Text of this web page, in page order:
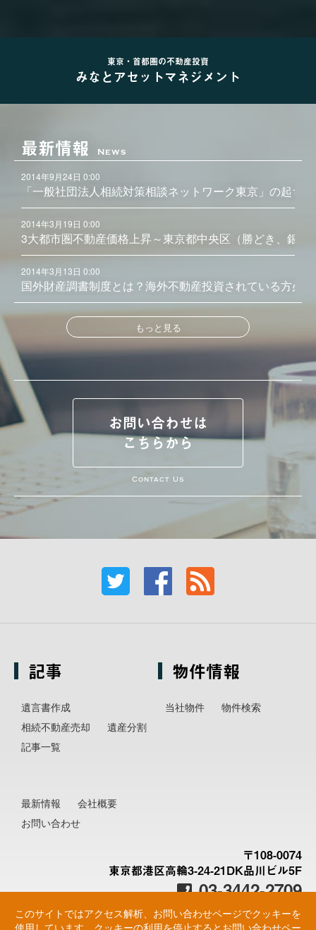
東京・首都圏の不動産投資
みなとアセットマネジメント
最新情報 News
2014年9月24日 0:00
「一般社団法人相続対策相談ネットワーク東京」の起ち
2014年3月19日 0:00
3大都市圏不動産価格上昇～東京都中央区（勝どき、銀座
2014年3月13日 0:00
国外財産調書制度とは？海外不動産投資されている方必見
もっと見る
お問い合わせは
こちらから
Contact Us
記事
遺言書作成
相続不動産売却
遺産分割
記事一覧
物件情報
当社物件 物件検索
最新情報
会社概要
お問い合わせ
〒108-0074
東京都港区高輪3-24-21DK品川ビル5F
03-3442-2709
このサイトではアクセス解析、お問い合わせページでクッキーを
使用しています。クッキーの利用を停止するとお問い合わせペー